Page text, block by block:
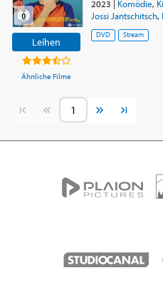
Leihen
Ähnliche Filme
2023 Komödie,
Jossi Jantschitsch,
DVD Stream
Vorherige SeiteNächste Seite